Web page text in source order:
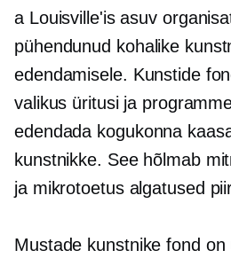
a Louisville'is asuv
pühendunud kohalike
edendamisele. Kunstide
valikus üritusi ja
edendada kogukonna
kunstnikke. See hõlmab
ja mikrotoetusalgatused
Mustade kunstnike fond